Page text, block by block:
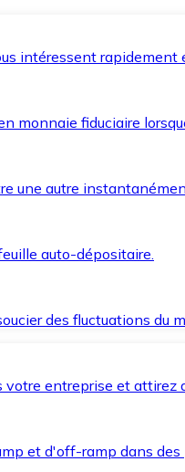
intéressent rapidement
monnaie fiduciaire
une autre
auto-dépositaire.
des fluctuations du
entreprise et attirez
et d'off-ramp dans